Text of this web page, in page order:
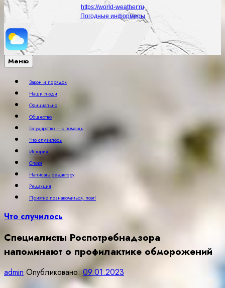
https://world-weather.ru
Погодные информеры
Меню
Закон и порядок
Наши люди
Официально
Общество
Государство – в помощь
Что случилось
История
Спорт
Написать редактору
Редакция
Приятно познакомиться, поэт!
Что случилось
Специалисты Роспотребнадзора
напоминают о профилактике обморожений
admin Опубликовано:09.01.2023